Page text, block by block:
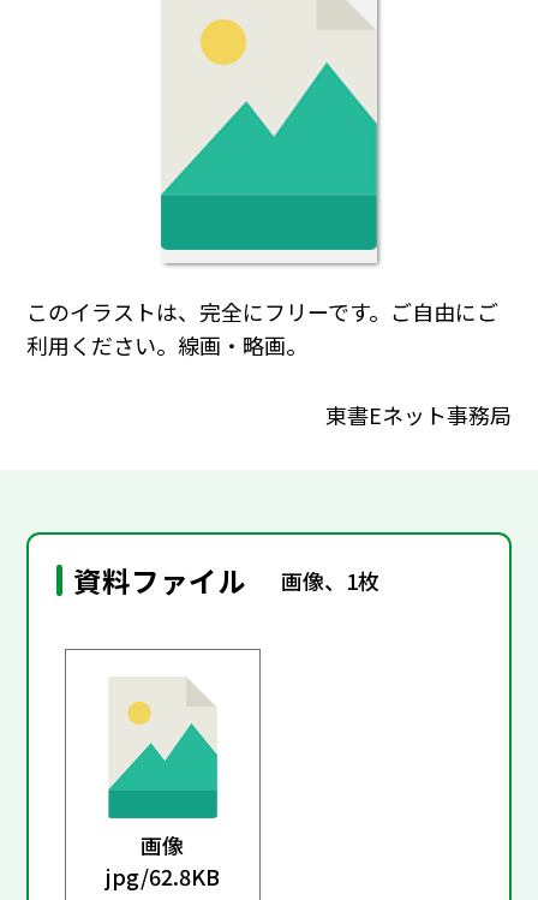
このイラストは、完全にフリーです。ご自由にご
利用ください。線画・略画。
東書Eネット事務局
資料ファイル 画像、1枚
画像
jpg/62.8KB